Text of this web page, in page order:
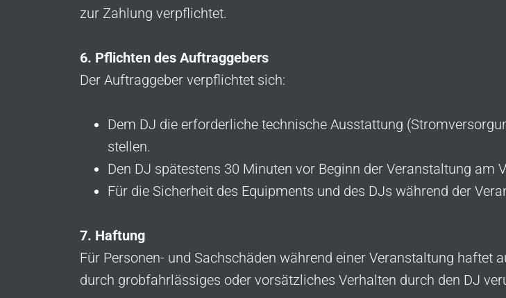
zur Zahlung verpflichtet.
6. Pflichten des Auftraggebers
Der Auftraggeber verpflichtet sich:
Dem DJ die erforderliche technische Ausstattung
stellen.
Den DJ spätestens 30 Minuten vor Beginn der Veranstaltung am
Für die Sicherheit des Equipments und des DJs während der
7. Haftung
Für Personen- und Sachschäden während einer Veranstaltung haftet
durch grobfahrlässiges oder vorsätzliches Verhalten durch den DJ